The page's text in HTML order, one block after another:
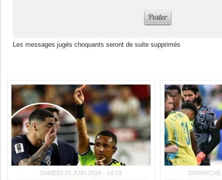
Les messages jugés choquants seront de suite supprimés
SAMEDI 20 JUIN 2026 - 14:19